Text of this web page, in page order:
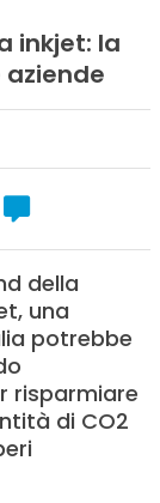
inkjet: la
aziende
della
una
potrebbe
risparmiare
di CO2